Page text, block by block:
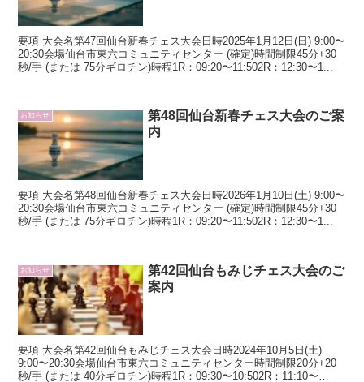
要項 大会名第47回仙台新春チェス大会日時2025年1月12日(日) 9:00〜
20:30会場仙台市東六コミュニティセンター (確定)時間制限45分+30
秒/手 (または 75分ギロチン)時程1R：09:20〜11:502R：12:30〜1...
お知らせ
第48回仙台新春チェス大会のご案
内
要項 大会名第48回仙台新春チェス大会日時2026年1月10日(土) 9:00〜
20:30会場仙台市東六コミュニティセンター (確定)時間制限45分+30
秒/手 (または 75分ギロチン)時程1R：09:20〜11:502R：12:30〜1...
お知らせ
第42回仙台もみじチェス大会のご
案内
要項 大会名第42回仙台もみじチェス大会日時2024年10月5日(土)
9:00〜20:30会場仙台市東六コミュニティセンター時間制限20分+20
秒/手 (または 40分ギロチン)時程1R：09:30〜10:502R：11:10〜